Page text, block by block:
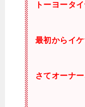
トーヨータ
最初からイ
さてオーナ